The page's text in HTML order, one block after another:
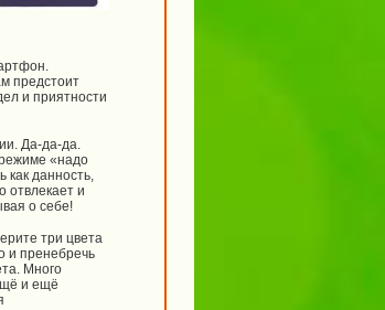
предстоит
и приятности
Да-да-да.
«надо
как данность,
отвлекает и
о себе!
три цвета
и пренебречь
Много
и ещё